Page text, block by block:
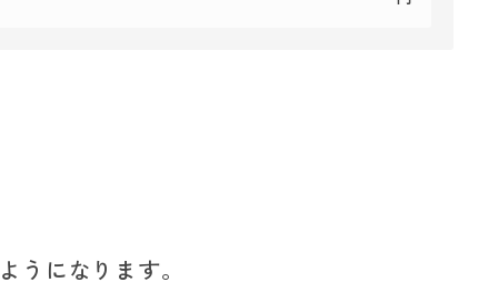
うになります。